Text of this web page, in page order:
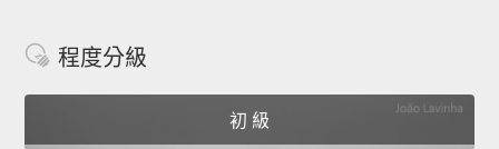
程度分級
初 級